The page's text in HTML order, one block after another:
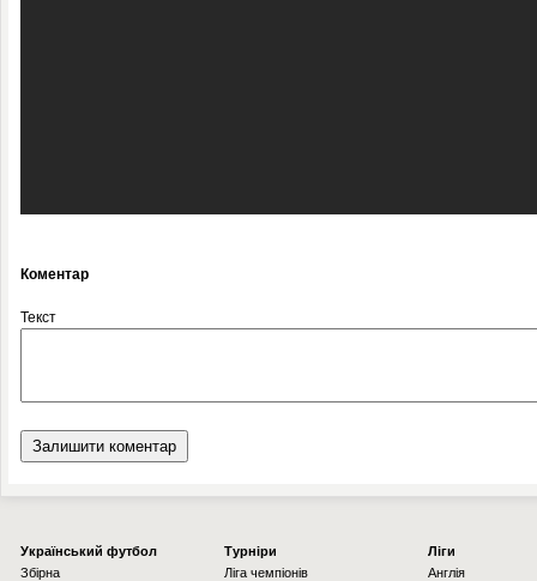
Коментар
Текст
Українcький футбол
Збірна
Турніри
Ліга чемпіонів
Ліги
Англія